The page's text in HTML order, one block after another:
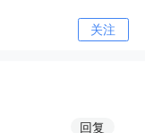
关注
回复